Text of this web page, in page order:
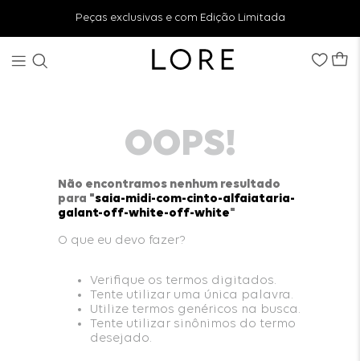
Peças exclusivas e com Edição Limitada
OOPS!
Não encontramos nenhum resultado
para "saia-midi-com-cinto-alfaiataria-
galant-off-white-off-white"
O que eu devo fazer?
Verifique os termos digitados.
Tente utilizar uma única palavra.
Utilize termos genéricos na busca.
Tente utilizar sinônimos do termo
desejado.